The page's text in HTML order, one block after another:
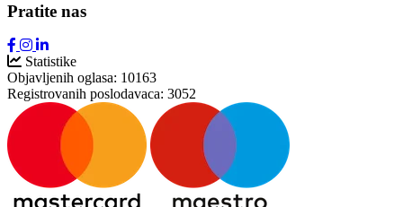
Pratite nas
Statistike
Objavljenih oglasa: 10163
Registrovanih poslodavaca: 3052